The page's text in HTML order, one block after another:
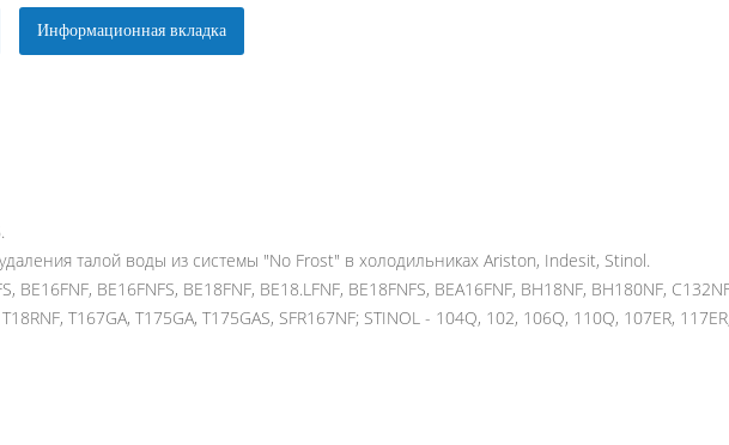
Информационная вкладка
талой воды из системы "No Frost" в холодильниках Ariston, Indesit, Stinol.
BE16FNFS, BE18FNF, BE18.LFNF, BE18FNFS, BEA16FNF, BH18NF, BH180NF,
T167GA, T175GA, T175GAS, SFR167NF; STINOL - 104Q, 102, 106Q, 110Q, 107ER,